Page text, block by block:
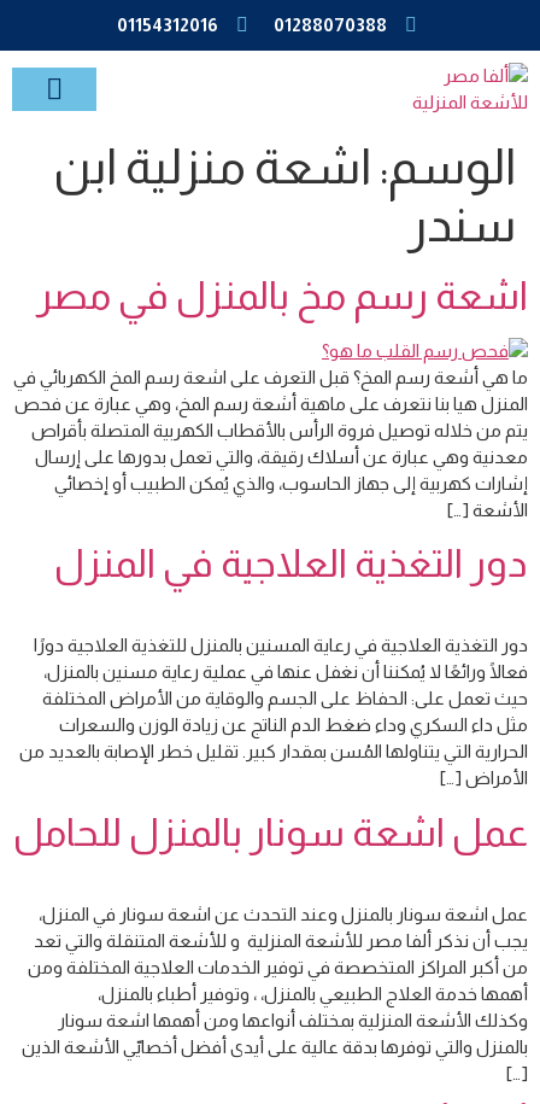
01288070388
01154312016
الوسم: اشعة منزلية ابن
سندر
اشعة رسم مخ بالمنزل في مصر
ما هي أشعة رسم المخ؟ قبل التعرف على اشعة رسم المخ الكهربائي في
المنزل هيا بنا نتعرف على ماهية أشعة رسم المخ، وهي عبارة عن فحص
يتم من خلاله توصيل فروة الرأس بالأقطاب الكهربية المتصلة بأقراص
معدنية وهي عبارة عن أسلاك رقيقة، والتي تعمل بدورها على إرسال
إشارات كهربية إلى جهاز الحاسوب، والذي يُمكن الطبيب أو إخصائي
الأشعة […]
دور التغذية العلاجية في المنزل
دور التغذية العلاجية في رعاية المسنين بالمنزل للتغذية العلاجية دورًا
فعالًا ورائعًا لا يُمكننا أن نغفل عنها في عملية رعاية مسنين بالمنزل،
حيث تعمل على: الحفاظ على الجسم والوقاية من الأمراض المختلفة
مثل داء السكري وداء ضغط الدم الناتج عن زيادة الوزن والسعرات
الحرارية التي يتناولها المُسن بمقدار كبير. تقليل خطر الإصابة بالعديد من
الأمراض […]
عمل اشعة سونار بالمنزل للحامل
عمل اشعة سونار بالمنزل وعند التحدث عن اشعة سونار في المنزل،
يجب أن نذكر ألفا مصر للأشعة المنزلية و للأشعة المتنقلة والتي تعد
من أكبر المراكز المتخصصة في توفير الخدمات العلاجية المختلفة ومن
أهمها خدمة العلاج الطبيعي بالمنزل، ، وتوفير أطباء بالمنزل،
وكذلك الأشعة المنزلية بمختلف أنواعها ومن أهمها اشعة سونار
بالمنزل والتي توفرها بدقة عالية على أيدى أفضل أخصاييّ الأشعة الذين
[…]